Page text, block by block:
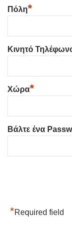
Πόλη*
Κινητό
Χώρα*
Βάλτε ένα
*Required field